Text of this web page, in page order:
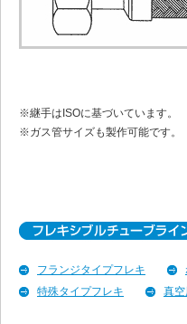
※継手はISOに基づいています。
※ガス管サイズも製作可能です。
フランジタイプフレキ
特殊タイプフレキ
真